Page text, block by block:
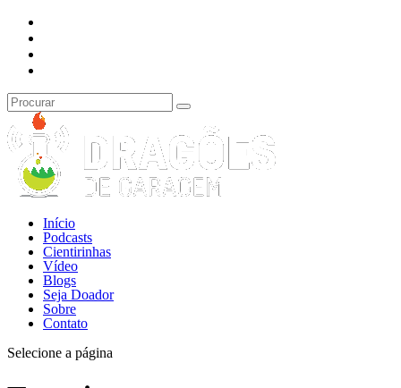
Início
Podcasts
Cientirinhas
Vídeo
Blogs
Seja Doador
Sobre
Contato
Selecione a página